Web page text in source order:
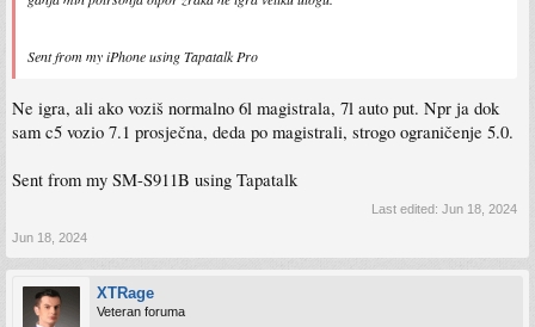
Sent from my iPhone using Tapatalk Pro
Ne igra, ali ako voziš normalno 6l magistrala, 7l auto put. Npr ja dok
sam c5 vozio 7.1 prosječna, deda po magistrali, strogo ograničenje 5.0.
Sent from my SM-S911B using Tapatalk
Last edited: Jun 18, 2024
Jun 18, 2024
XTRage
Veteran foruma